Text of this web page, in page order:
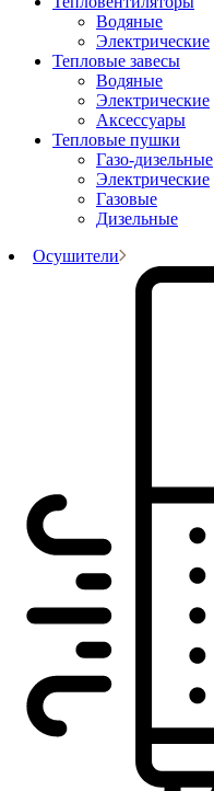
Водяные
Электрические
Тепловые завесы
Водяные
Электрические
Аксессуары
Тепловые пушки
Газо-дизельные
Электрические
Газовые
Дизельные
Осушители